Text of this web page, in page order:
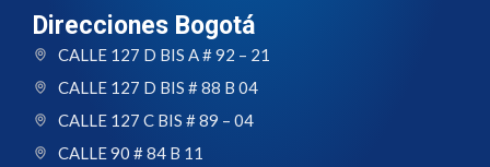
Direcciones Bogotá
CALLE 127 D BIS A # 92 – 21
CALLE 127 D BIS # 88 B 04
CALLE 127 C BIS # 89 – 04
CALLE 90 # 84 B 11